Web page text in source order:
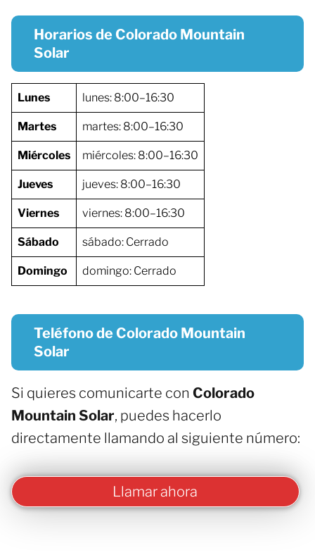
Horarios de Colorado Mountain
Solar
Lunes lunes: 8:00–16:30
Martes martes: 8:00–16:30
Miércoles miércoles: 8:00–16:30
Jueves jueves: 8:00–16:30
Viernes viernes: 8:00–16:30
Sábado sábado: Cerrado
Domingo domingo: Cerrado
Teléfono de Colorado Mountain
Solar
Si quieres comunicarte con Colorado
Mountain Solar, puedes hacerlo
directamente llamando al siguiente número:
Llamar ahora